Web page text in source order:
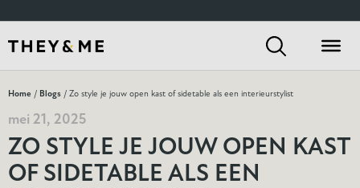
Home / Blogs / Zo style je jouw open kast of sidetable als een interieurstylist
mei 21, 2025
ZO STYLE JE JOUW OPEN KAST
OF SIDETABLE ALS EEN